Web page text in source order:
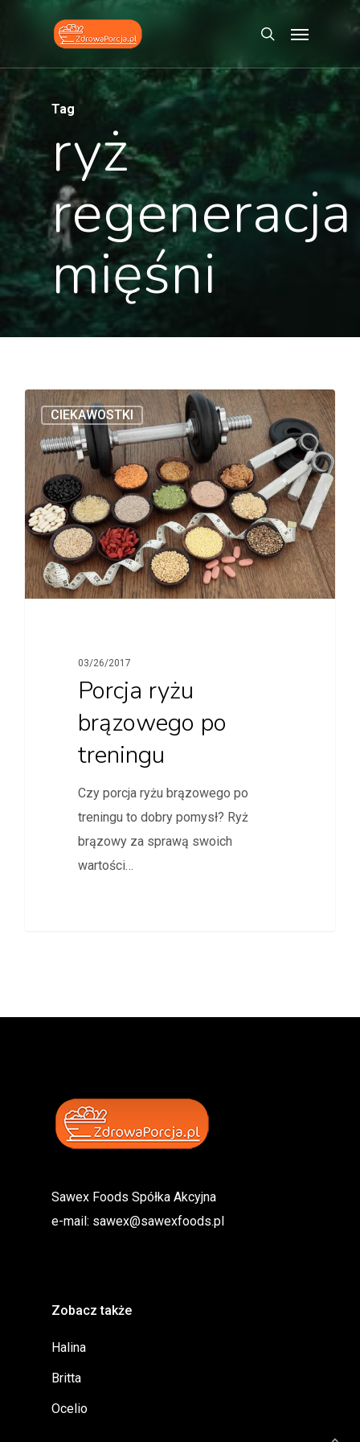
search
Tag
ryż
regeneracja
mięśni
CIEKAWOSTKI
03/26/2017
Porcja ryżu
brązowego po
treningu
Czy porcja ryżu brązowego po
treningu to dobry pomysł? Ryż
brązowy za sprawą swoich
wartości…
Sawex Foods Spółka Akcyjna
e-mail: sawex@sawexfoods.pl
Zobacz także
Halina
Britta
Ocelio